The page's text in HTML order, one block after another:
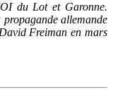
du Lot et Garonne.
propagande allemande
Freiman en mars